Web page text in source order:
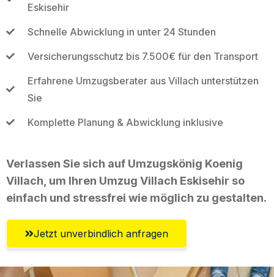
Eskisehir
Schnelle Abwicklung in unter 24 Stunden
Versicherungsschutz bis 7.500€ für den Transport
Erfahrene Umzugsberater aus Villach unterstützen
Sie
Komplette Planung & Abwicklung inklusive
Verlassen Sie sich auf Umzugskönig Koenig
Villach, um Ihren Umzug Villach Eskisehir so
einfach und stressfrei wie möglich zu gestalten.
Jetzt unverbindlich anfragen